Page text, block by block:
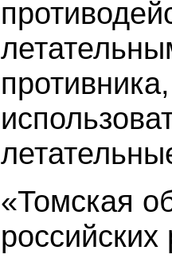
«Томская
российских